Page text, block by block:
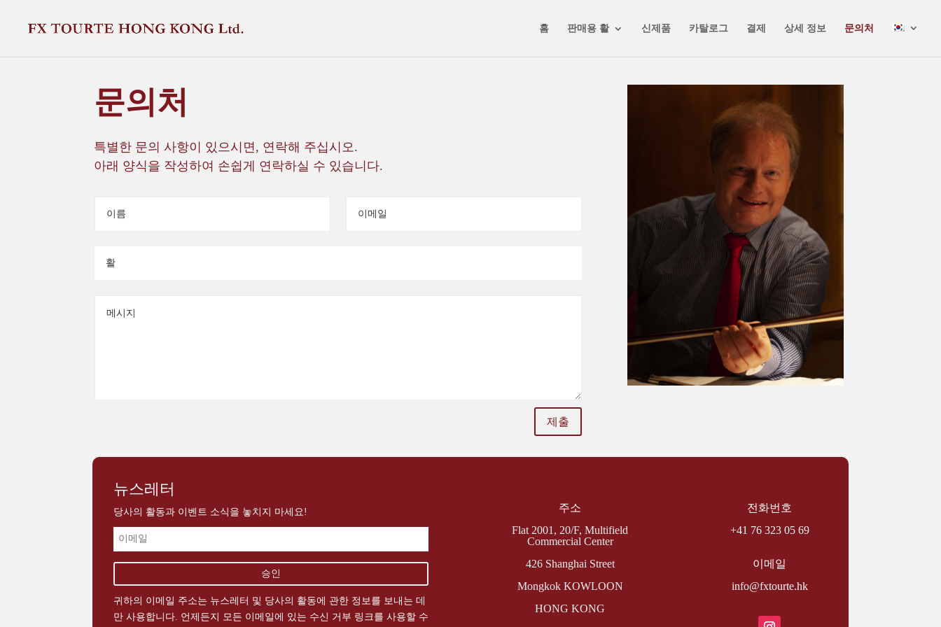
홈 판매용 활 신제품 카탈로그 결제 상세 정보 문의처
문의처
특별한 문의 사항이 있으시면, 연락해 주십시오.
아래 양식을 작성하여 손쉽게 연락하실 수 있습니다.
제출
뉴스레터
당사의 활동과 이벤트 소식을 놓치지 마세요!
귀하의 이메일 주소는 뉴스레터 및 당사의 활동에 관한 정보를 보내는 데
만 사용합니다. 언제든지 모든 이메일에 있는 수신 거부 링크를 사용할 수
주소
Flat 2001, 20/F, Multifield
Commercial Center
426 Shanghai Street
Mongkok KOWLOON
HONG KONG
전화번호
+41 76 323 05 69
이메일
info@fxtourte.hk